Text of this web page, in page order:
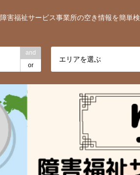
障害福祉サービス事業所の空き情報を簡単
and
or
エリアを選ぶ